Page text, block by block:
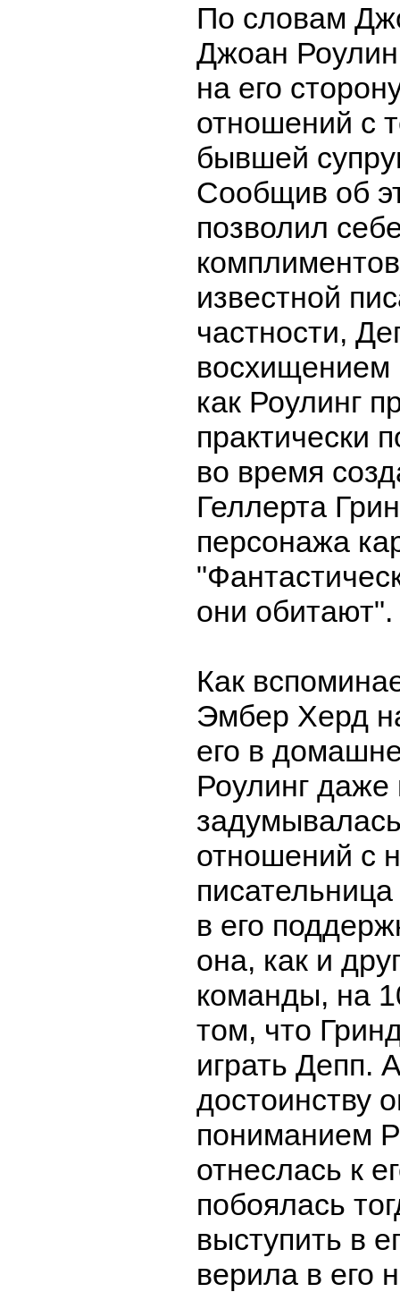
По словам
Джоан
на его
отношений с
бывшей
Сообщив об
позволил
известной
частности,
восхищением
как Роулинг
практически
во время
Геллерта
персонажа
они обитают".
Как
Эмбер Херд
его в
Роулинг даже
отношений с
в его
она, как и
команды, на
том, что
играть Депп.
достоинству
пониманием
отнеслась к
побоялась
выступить в
верила в его